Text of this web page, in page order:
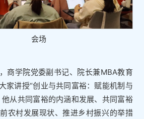
会场
商学院党委副书记、院长兼MBA教育
家讲授“创业与共同富裕：赋能机制与
从共同富裕的内涵和发展、共同富裕
农村发展现状、推进乡村振兴的举措